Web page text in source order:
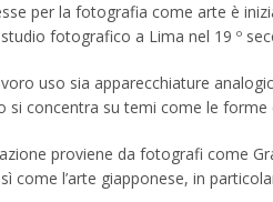
per la fotografia come arte è
fotografico a Lima nel 19 º
uso sia apparecchiature
si concentra su temi come le
proviene da fotografi come
come l’arte giapponese, in